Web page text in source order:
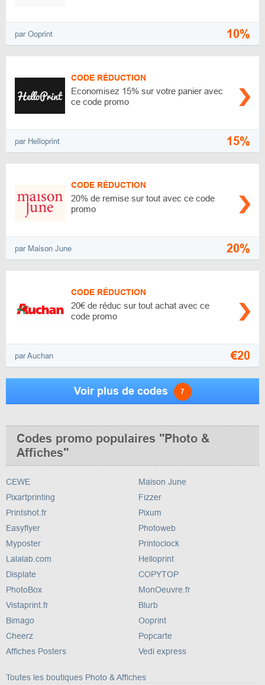
par Ooprint 10%
CODE RÉDUCTION
Economisez 15% sur votre panier avec
ce code promo
par Helloprint 15%
CODE RÉDUCTION
20% de remise sur tout avec ce code
promo
par Maison June 20%
CODE RÉDUCTION
20€ de réduc sur tout achat avec ce
code promo
par Auchan €20
Voir plus de codes 7
Codes promo populaires "Photo &
Affiches"
CEWE
Pixartprinting
Printshot.fr
Easyflyer
Maison June
Fizzer
Pixum
Photoweb
Myposter
Lalalab.com
Displate
PhotoBox
Printoclock
Helloprint
COPYTOP
MonOeuvre.fr
Vistaprint.fr
Bimago
Cheerz
Affiches Posters
Blurb
Ooprint
Popcarte
Vedi express
Toutes les boutiques Photo & Affiches